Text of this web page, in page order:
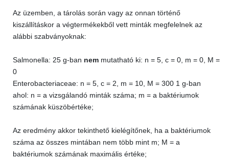
Az üzemben, a tárolás során vagy az onnan történő
kiszállításkor a végtermékekből vett minták megfelelnek az
alábbi szabványoknak:
Salmonella: 25 g-ban nem mutatható ki: n = 5, c = 0, m = 0, M =
0
Enterobacteriaceae: n = 5, c = 2, m = 10, M = 300 1 g-ban
ahol: n = a vizsgálandó minták száma; m = a baktériumok
számának küszöbértéke;
Az eredmény akkor tekinthető kielégítőnek, ha a baktériumok
száma az összes mintában nem több mint m; M = a
baktériumok számának maximális értéke;